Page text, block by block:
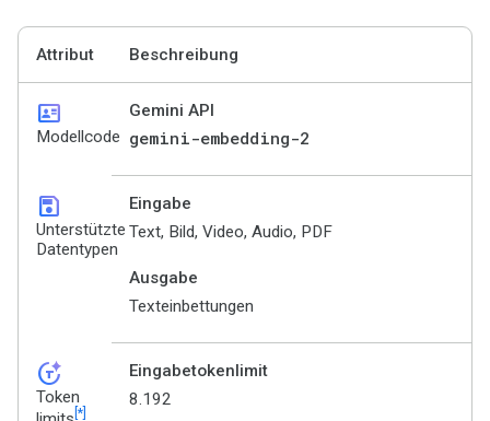
Attribut Beschreibung
id_card
Modellcode
Gemini API
gemini-embedding-2
save
Unterstützte
Datentypen
Eingabe
Text, Bild, Video, Audio, PDF
Ausgabe
Texteinbettungen
token_auto
Token
[*]
Eingabetokenlimit
8.192